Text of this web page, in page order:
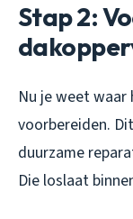
Stap 2:
Nu je weet
voorbereiden.
duurzame
Die loslaat